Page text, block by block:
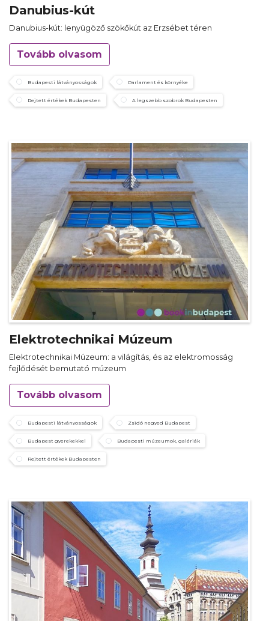
Danubius-kút
Danubius-kút: lenyügöző szökőkút az Erzsébet téren
Tovább olvasom
Budapesti látványosságok Parlament és környéke
Rejtett értékek Budapesten A legszebb szobrok Budapesten
Elektrotechnikai Múzeum
Elektrotechnikai Múzeum: a világítás, és az elektromosság
fejlődését bemutató múzeum
Tovább olvasom
Budapesti látványosságok Zsidó negyed Budapest
Budapest gyerekekkel Budapesti múzeumok, galériák
Rejtett értékek Budapesten